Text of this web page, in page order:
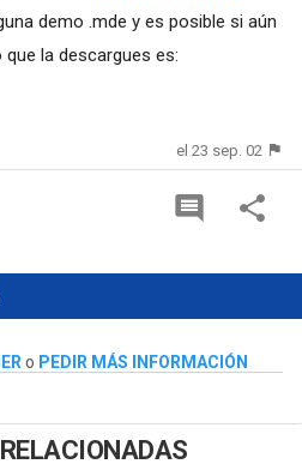
demo .mde y es posible si aún
la descargues es:
el 23 sep. 02
o PEDIR MÁS INFORMACIÓN